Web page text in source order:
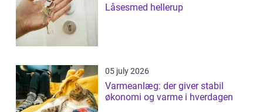
Låsesmed hellerup
05 july 2026
Varmeanlæg: der giver stabil
økonomi og varme i hverdagen